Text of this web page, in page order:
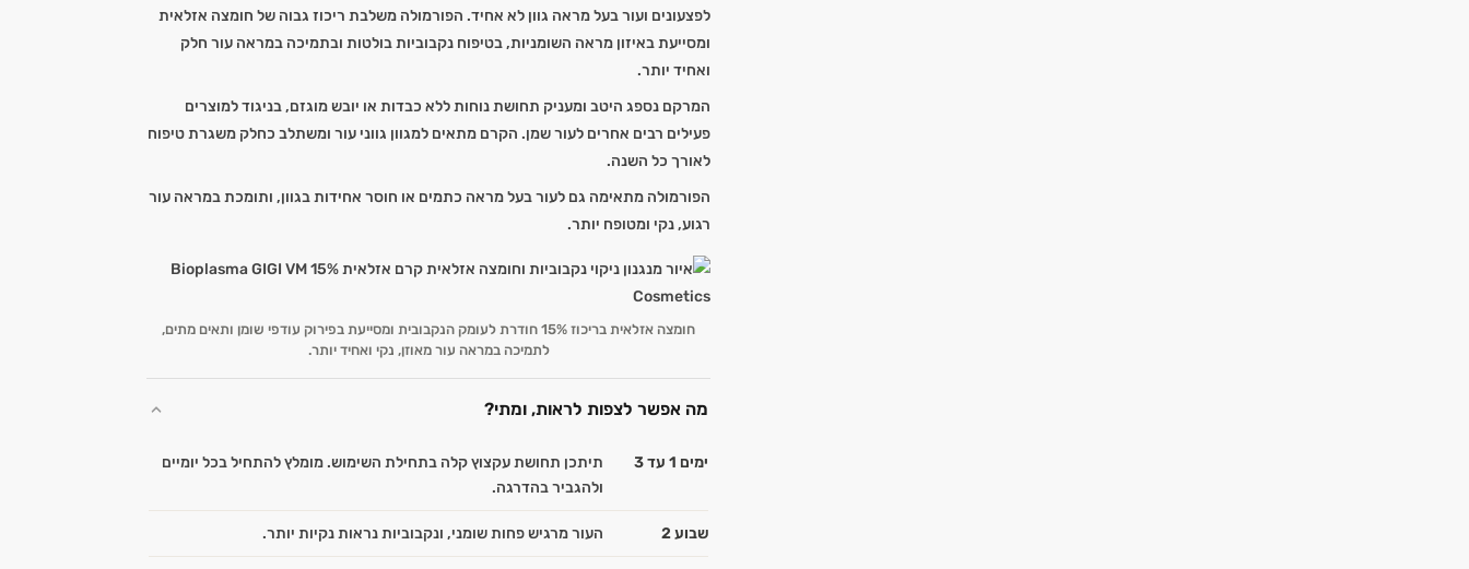
לפצעונים ועור בעל מראה גוון לא אחיד. הפורמולה משלבת ריכוז גבוה של חומצה אזלאית
ומסייעת באיזון מראה השומניות, בטיפוח נקבוביות בולטות ובתמיכה במראה עור חלק
ואחיד יותר.
המרקם נספג היטב ומעניק תחושת נוחות ללא כבדות או יובש מוגזם, בניגוד למוצרים
פעילים רבים אחרים לעור שמן. הקרם מתאים למגוון גווני עור ומשתלב כחלק משגרת טיפוח
לאורך כל השנה.
הפורמולה מתאימה גם לעור בעל מראה כתמים או חוסר אחידות בגוון, ותומכת במראה עור
רגוע, נקי ומטופח יותר.
חומצה אזלאית בריכוז 15% חודרת לעומק הנקבובית ומסייעת בפירוק עודפי שומן ותאים מתים,
לתמיכה במראה עור מאוזן, נקי ואחיד יותר.
מה אפשר לצפות לראות, ומתי?
ימים 1 עד 3
תיתכן תחושת עקצוץ קלה בתחילת השימוש. מומלץ להתחיל בכל יומיים
ולהגביר בהדרגה.
שבוע 2 העור מרגיש פחות שומני, ונקבוביות נראות נקיות יותר.